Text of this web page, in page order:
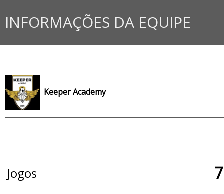
INFORMAÇÕES DA EQUIPE
Keeper Academy
Jogos